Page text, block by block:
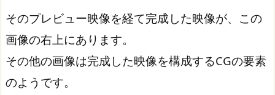
そのプレビュー映像を経て完成した映像が、この
画像の右上にあります。
その他の画像は完成した映像を構成するCGの要素
のようです。